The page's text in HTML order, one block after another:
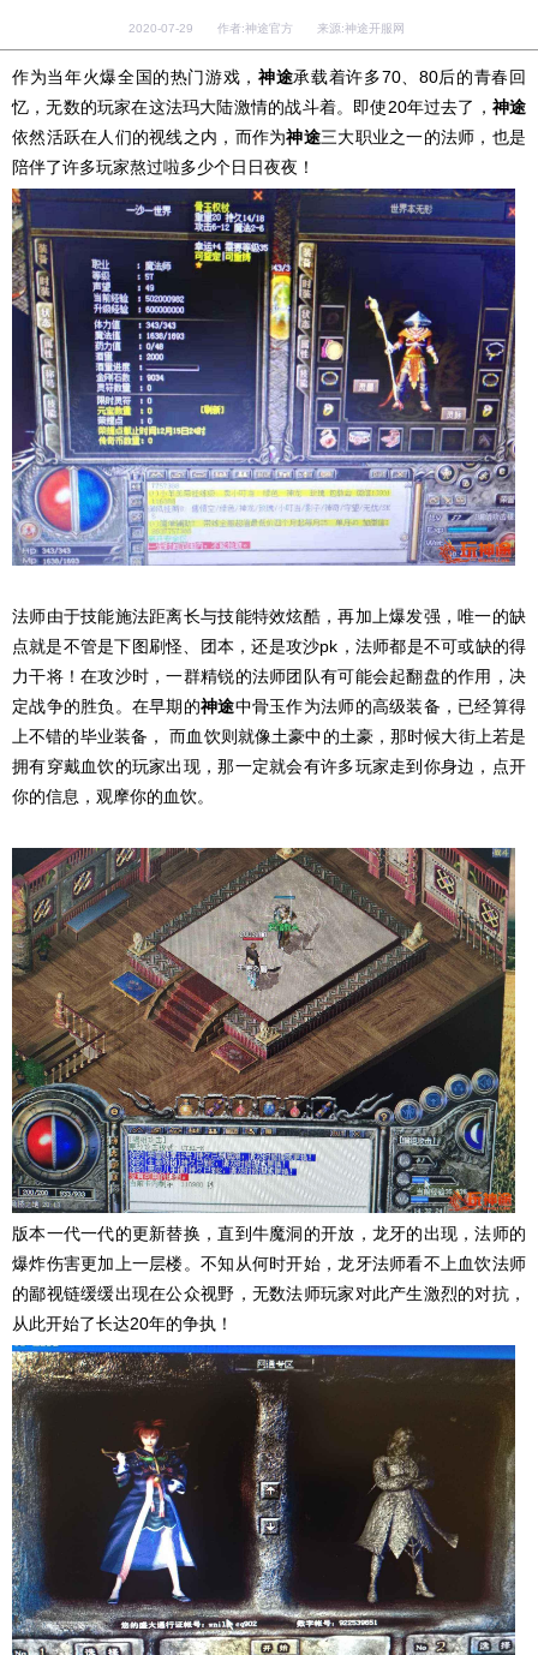
2020-07-29 作者:神途官方 来源:神途开服网
作为当年火爆全国的热门游戏， 神途承载着许多70、80后的青春回
忆，无数的玩家在这法玛大陆激情的战斗着。即使20年过去了， 神途
依然活跃在人们的视线之内，而作为神途三大职业之一的法师，也是
陪伴了许多玩家熬过啦多少个日日夜夜！
法师由于技能施法距离长与技能特效炫酷，再加上爆发强，唯一的缺
点就是不管是下图刷怪、团本，还是攻沙pk，法师都是不可或缺的得
力干将！在攻沙时，一群精锐的法师团队有可能会起翻盘的作用，决
定战争的胜负。在早期的神途中骨玉作为法师的高级装备，已经算得
上不错的毕业装备， 而血饮则就像土豪中的土豪，那时候大街上若是
拥有穿戴血饮的玩家出现，那一定就会有许多玩家走到你身边，点开
你的信息，观摩你的血饮。
版本一代一代的更新替换，直到牛魔洞的开放，龙牙的出现，法师的
爆炸伤害更加上一层楼。不知从何时开始，龙牙法师看不上血饮法师
的鄙视链缓缓出现在公众视野，无数法师玩家对此产生激烈的对抗，
从此开始了长达20年的争执！